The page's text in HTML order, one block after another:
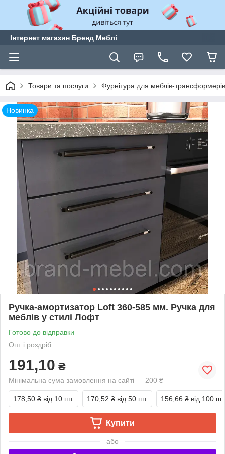
Інтернет магазин Бренд Меблі
Товари та послуги Фурнітура для меблів-трансформерів
Новинка
Ручка-амортизатор Loft 360-585 мм. Ручка для
меблів у стилі Лофт
Готово до відправки
Опт і роздріб
191,10 ₴
Мінімальна сума замовлення на сайті — 200 ₴
178,50 ₴ від 10 шт. 170,52 ₴ від 50 шт. 156,66 ₴ від 100 шт.
Купити
або